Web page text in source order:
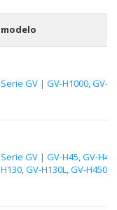
modelo
Serie GV | GV-H1000, GV-
Serie GV | GV-H45, GV-
H130, GV-H130L, GV-H450,